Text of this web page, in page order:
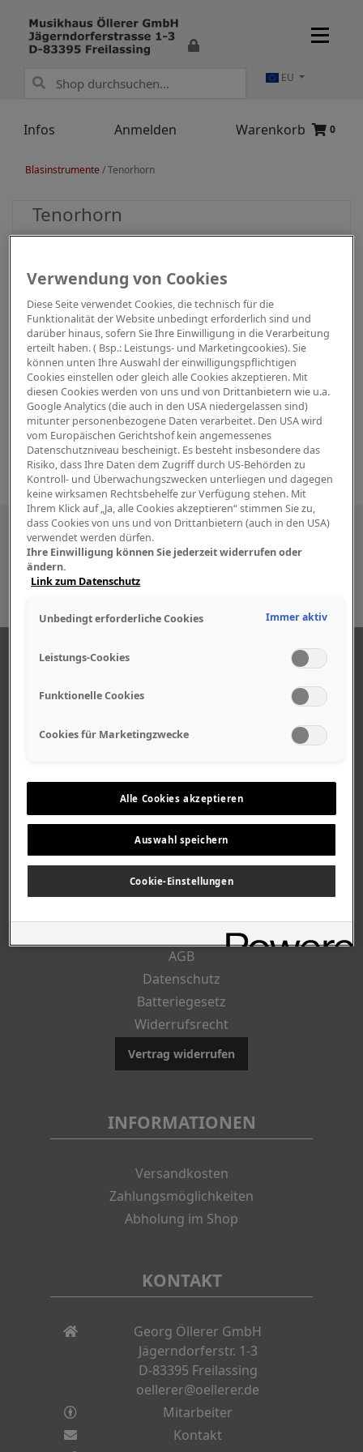
Infos Anmelden Warenkorb 0
EU
Blasinstrumente /Tenorhorn
Tenorhorn
Besuchen Sie uns auch in den sozialen
Medien
Geschäftszeiten
Stellenangebote
Geschichte
RECHTLICHES
AGB
Datenschutz
Batteriegesetz
Widerrufsrecht
Vertrag widerrufen
INFORMATIONEN
Versandkosten
Zahlungsmöglichkeiten
Abholung im Shop
KONTAKT
Georg Öllerer GmbH
Jägerndorferstr. 1-3
D-83395 Freilassing
oellerer@oellerer.de
Mitarbeiter
Kontakt
Verwendung von Cookies
Diese Seite verwendet Cookies, die technisch für die
Funktionalität der Website unbedingt erforderlich sind und
darüber hinaus, sofern Sie Ihre Einwilligung in die Verarbeitung
erteilt haben. ( Bsp.: Leistungs- und Marketingcookies). Sie
können unten Ihre Auswahl der einwilligungspflichtigen
Cookies einstellen oder gleich alle Cookies akzeptieren. Mit
diesen Cookies werden von uns und von Drittanbietern wie u.a.
Google Analytics (die auch in den USA niedergelassen sind)
mitunter personenbezogene Daten verarbeitet. Den USA wird
vom Europäischen Gerichtshof kein angemessenes
Datenschutzniveau bescheinigt. Es besteht insbesondere das
Risiko, dass Ihre Daten dem Zugriff durch US-Behörden zu
Kontroll- und Überwachungszwecken unterliegen und dagegen
keine wirksamen Rechtsbehelfe zur Verfügung stehen. Mit
Ihrem Klick auf „Ja, alle Cookies akzeptieren“ stimmen Sie zu,
dass Cookies von uns und von Drittanbietern (auch in den USA)
verwendet werden dürfen.
Ihre Einwilligung können Sie jederzeit widerrufen oder
ändern.
Link zum Datenschutz
Unbedingt erforderliche Cookies Immer aktiv
Leistungs-Cookies
Funktionelle Cookies
Cookies für Marketingzwecke
Alle Cookies akzeptieren
Auswahl speichern
Cookie-Einstellungen